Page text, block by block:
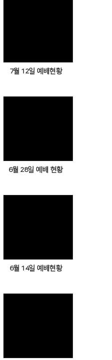
7월 12일 예배현황
6월 28일 예배 현황
6월 14일 예배현황